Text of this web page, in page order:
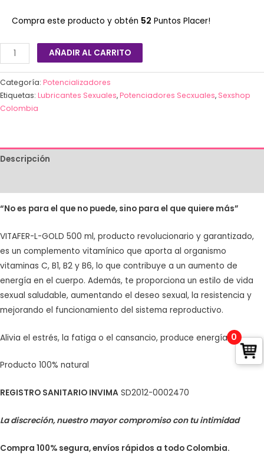
Compra este producto y obtén 52 Puntos Placer!
AÑADIR AL CARRITO
Categoría: Potencializadores
Etiquetas: Lubricantes Sexuales,Potenciadores Secxuales, Sexshop
Colombia
Descripción
“No es para el que no puede, sino para el que quiere más”
VITAFER-L-GOLD 500 ml, producto revolucionario y garantizado,
es un complemento vitamínico que aporta al organismo
vitaminas C, B1, B2 y B6, lo que contribuye a un aumento de
energía en el cuerpo. Además, te proporciona un estilo de vida
sexual saludable, aumentando el deseo sexual, la resistencia y
mejorando el funcionamiento del sistema reproductivo.
Alivia el estrés, la fatiga o el cansancio, produce energía
Producto 100% natural
REGISTRO SANITARIO INVIMA SD2012-0002470
La discreción, nuestro mayor compromiso con tu intimidad
Compra 100% segura, envíos rápidos a todo Colombia.
0